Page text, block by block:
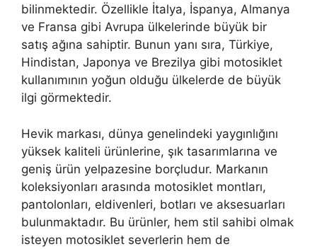
bilinmektedir. Özellikle İtalya, İspanya, Almanya
ve Fransa gibi Avrupa ülkelerinde büyük bir
satış ağına sahiptir. Bunun yanı sıra, Türkiye,
Hindistan, Japonya ve Brezilya gibi motosiklet
kullanımının yoğun olduğu ülkelerde de büyük
ilgi görmektedir.
Hevik markası, dünya genelindeki yaygınlığını
yüksek kaliteli ürünlerine, şık tasarımlarına ve
geniş ürün yelpazesine borçludur. Markanın
koleksiyonları arasında motosiklet montları,
pantolonları, eldivenleri, botları ve aksesuarları
bulunmaktadır. Bu ürünler, hem stil sahibi olmak
isteyen motosiklet severlerin hem de